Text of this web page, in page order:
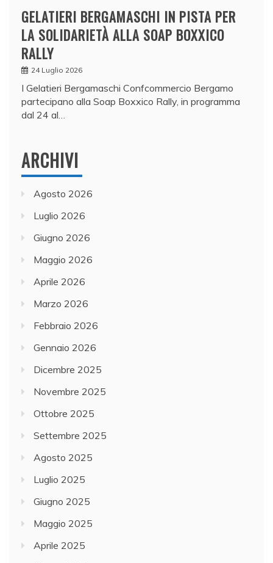
GELATIERI BERGAMASCHI IN PISTA PER
LA SOLIDARIETÀ ALLA SOAP BOXXICO
RALLY
24 Luglio 2026
I Gelatieri Bergamaschi Confcommercio Bergamo
partecipano alla Soap Boxxico Rally, in programma
dal 24 al…
ARCHIVI
Agosto 2026
Luglio 2026
Giugno 2026
Maggio 2026
Aprile 2026
Marzo 2026
Febbraio 2026
Gennaio 2026
Dicembre 2025
Novembre 2025
Ottobre 2025
Settembre 2025
Agosto 2025
Luglio 2025
Giugno 2025
Maggio 2025
Aprile 2025